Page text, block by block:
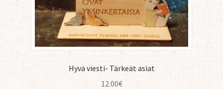
Hyvä viesti- Tärkeät asiat
12.00€